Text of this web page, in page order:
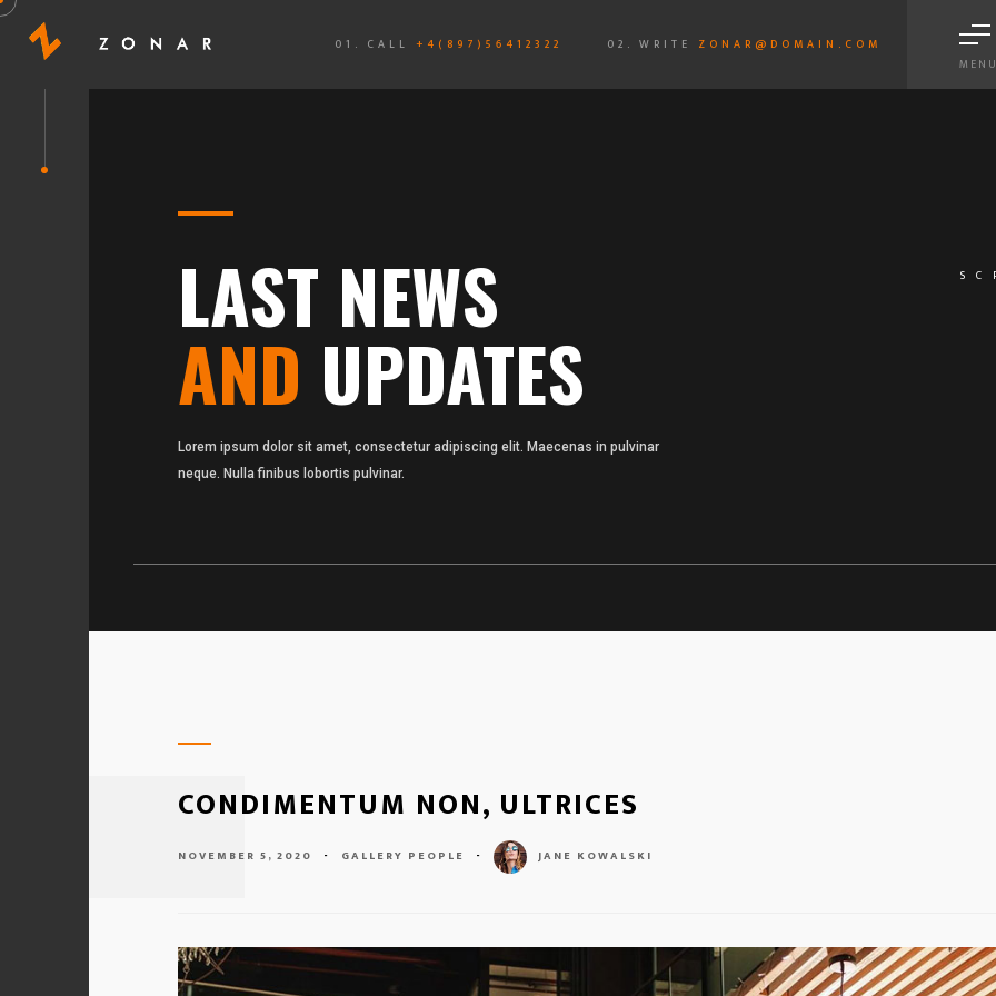
01. CALL +4(897)56412322 02. WRITE ZONAR@DOMAIN.COM
LAST NEWS
AND UPDATES
Lorem ipsum dolor sit amet, consectetur adipiscing elit. Maecenas in pulvinar
neque. Nulla finibus lobortis pulvinar.
CONDIMENTUM NON, ULTRICES
NOVEMBER 5, 2020 - GALLERY PEOPLE - JANE KOWALSKI